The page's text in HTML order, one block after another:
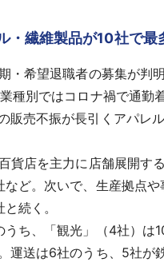
繊維製品が10社で最
・希望退職者の募集が判
種別ではコロナ禍で通勤
販売不振が長引くアパレ
貨店を主力に店舗展開す
など。次いで、生産拠点や
続く。
ち、「観光」（4社）は
運送は6社のうち、5社が